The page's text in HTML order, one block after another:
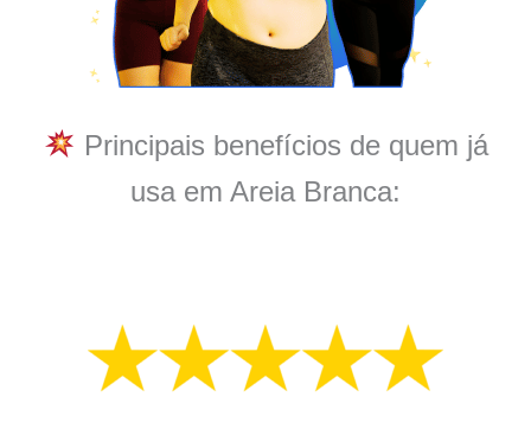
Principais benefícios de quem já
usa em Areia Branca: